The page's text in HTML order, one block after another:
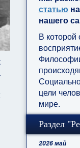
статью
нашего
В
цели
мире.
Раздел
2026 май